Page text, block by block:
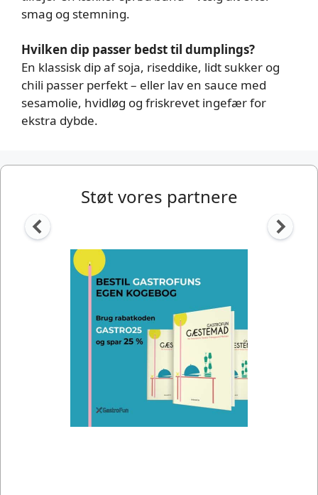
smag og stemning.
Hvilken dip passer bedst til dumplings?
En klassisk dip af soja, riseddike, lidt sukker og
chili passer perfekt – eller lav en sauce med
sesamolie, hvidløg og friskrevet ingefær for
ekstra dybde.
Støt vores partnere